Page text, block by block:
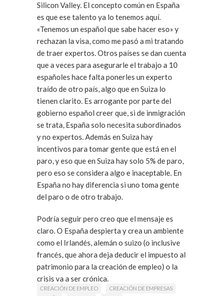
Silicon Valley. El concepto común en España
es que ese talento ya lo tenemos aquí.
«Tenemos un español que sabe hacer eso» y
rechazan la visa, como me pasó a mi tratando
de traer expertos. Otros países se dan cuenta
que a veces para asegurarle el trabajo a 10
españoles hace falta ponerles un experto
traído de otro país, algo que en Suiza lo
tienen clarito. Es arrogante por parte del
gobierno español creer que, si de inmigración
se trata, España solo necesita subordinados
y no expertos. Además en Suiza hay
incentivos para tomar gente que está en el
paro, y eso que en Suiza hay solo 5% de paro,
pero eso se considera algo e inaceptable. En
España no hay diferencia si uno toma gente
del paro o de otro trabajo.
Podría seguir pero creo que el mensaje es
claro. O España despierta y crea un ambiente
como el Irlandés, alemán o suizo (o inclusive
francés, que ahora deja deducir el impuesto al
patrimonio para la creación de empleo) o la
crisis va a ser crónica.
CREACIÓN DE EMPLEO
CREACIÓN DE EMPRESAS